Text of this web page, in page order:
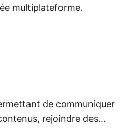
multiplateforme.
de communiquer
rejoindre des